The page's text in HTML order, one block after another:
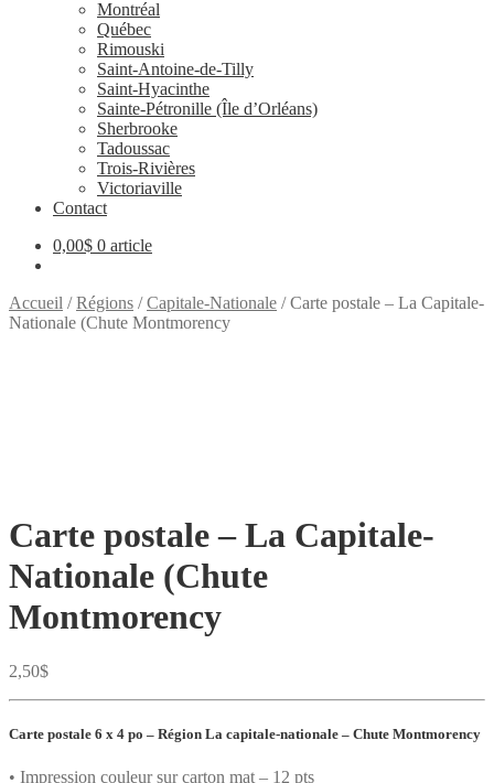
Montréal
Québec
Rimouski
Saint-Antoine-de-Tilly
Saint-Hyacinthe
Sainte-Pétronille (Île d’Orléans)
Sherbrooke
Tadoussac
Trois-Rivières
Victoriaville
Contact
0,00$ 0 article
Accueil /Régions /Capitale-Nationale /Carte postale – La Capitale-
Nationale (Chute Montmorency
Carte postale – La Capitale-
Nationale (Chute
Montmorency
2,50$
Carte postale 6 x 4 po – Région La capitale-nationale – Chute Montmorency
• Impression couleur sur carton mat – 12 pts